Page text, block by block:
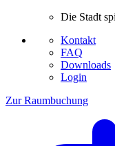
Die Stadt
Kontakt
FAQ
Downloads
Login
Zur Raumbuchung